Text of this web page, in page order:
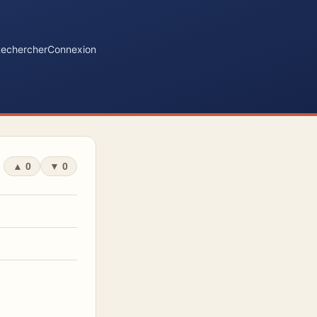
Connexion
▲ 0 ▼ 0